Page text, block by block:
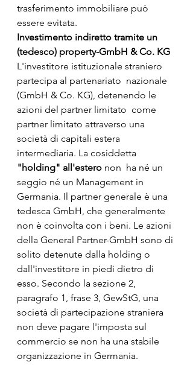
trasferimento immobiliare può
essere evitata.
Investimento indiretto tramite un
(tedesco) property-GmbH & Co. KG
L'investitore istituzionale straniero
partecipa al partenariato  nazionale
(GmbH & Co. KG), detenendo le
azioni del partner limitato  come
partner limitato attraverso una
società di capitali estera
intermediaria. La cosiddetta
"holding" all'estero non  ha né un
seggio né un Management in
Germania. Il partner generale è una
tedesca GmbH, che generalmente
non è coinvolta con i beni. Le azioni
della General Partner-GmbH sono di
solito detenute dalla holding o
dall'investitore in piedi dietro di
esso. Secondo la sezione 2,
paragrafo 1, frase 3, GewStG, una
società di partecipazione straniera
non deve pagare l'imposta sul
commercio se non ha una stabile
organizzazione in Germania.